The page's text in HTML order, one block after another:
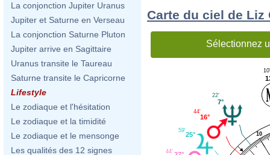
La conjonction Jupiter Uranus
Jupiter et Saturne en Verseau
La conjonction Saturne Pluton
Jupiter arrive en Sagittaire
Uranus transite le Taureau
Saturne transite le Capricorne
Lifestyle
Le zodiaque et l'hésitation
Le zodiaque et la timidité
Le zodiaque et le mensonge
Les qualités des 12 signes
Carte du ciel de
Sélectionnez
10
7°
22'
16°
44'
25°
59'
44'